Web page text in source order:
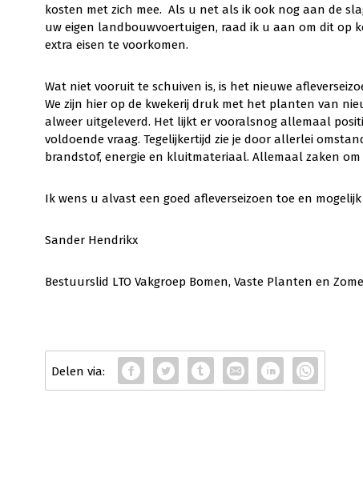
kosten met zich mee. Als u net als ik ook nog aan de
uw eigen landbouwvoertuigen, raad ik u aan om dit op
extra eisen te voorkomen.
Wat niet vooruit te schuiven is, is het nieuwe
We zijn hier op de kwekerij druk met het planten van
alweer uitgeleverd. Het lijkt er vooralsnog allemaal
voldoende vraag. Tegelijkertijd zie je door allerlei
brandstof, energie en kluitmateriaal. Allemaal zaken
Ik wens u alvast een goed afleverseizoen toe en
Sander Hendrikx
Bestuurslid LTO Vakgroep Bomen, Vaste Planten en